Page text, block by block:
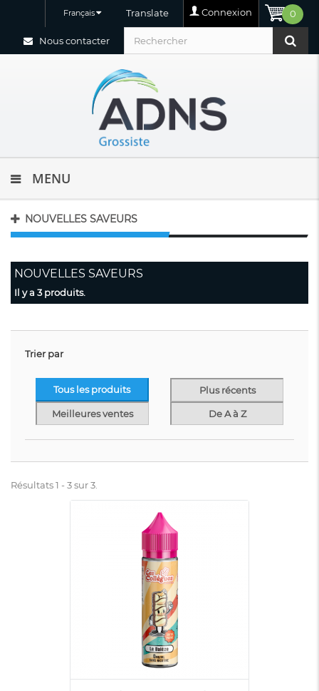
0
Connexion
Translate
Français
Nous contacter
MENU
NOUVELLES SAVEURS
NOUVELLES SAVEURS
Il y a 3 produits.
Trier par
Tous les produits Plus récents
Meilleures ventes De A à Z
Résultats 1 - 3 sur 3.